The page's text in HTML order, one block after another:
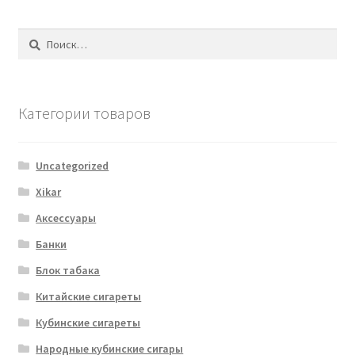
Найти:
Категории товаров
Uncategorized
Xikar
Аксессуары
Банки
Блок табака
Китайские сигареты
Кубинские сигареты
Народные кубинские сигары